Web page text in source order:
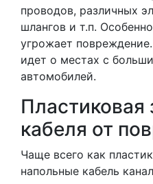
проводов, различных
шлангов и т.п.
угрожает
идет о местах с
автомобилей.
Пластиковая
кабеля от
Чаще всего как
напольные кабель